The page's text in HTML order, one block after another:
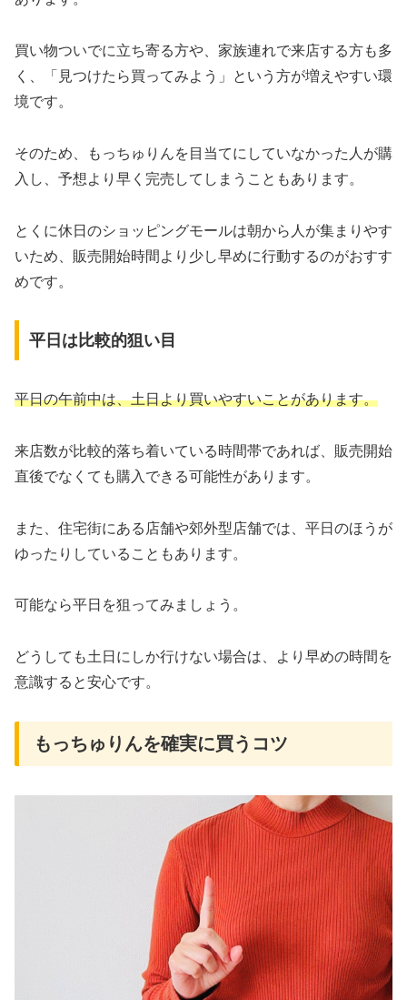
買い物ついでに立ち寄る方や、家族連れで来店する方も多
く、「見つけたら買ってみよう」という方が増えやすい環
境です。
そのため、もっちゅりんを目当てにしていなかった人が購
入し、予想より早く完売してしまうこともあります。
とくに休日のショッピングモールは朝から人が集まりやす
いため、販売開始時間より少し早めに行動するのがおすす
めです。
平日は比較的狙い目
平日の午前中は、土日より買いやすいことがあります。
来店数が比較的落ち着いている時間帯であれば、販売開始
直後でなくても購入できる可能性があります。
また、住宅街にある店舗や郊外型店舗では、平日のほうが
ゆったりしていることもあります。
可能なら平日を狙ってみましょう。
どうしても土日にしか行けない場合は、より早めの時間を
意識すると安心です。
もっちゅりんを確実に買うコツ